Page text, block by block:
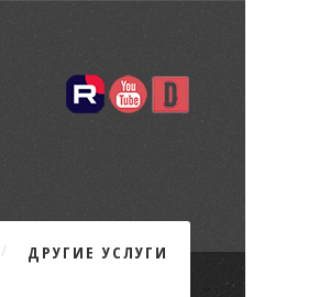
ДРУГИЕ УСЛУГИ